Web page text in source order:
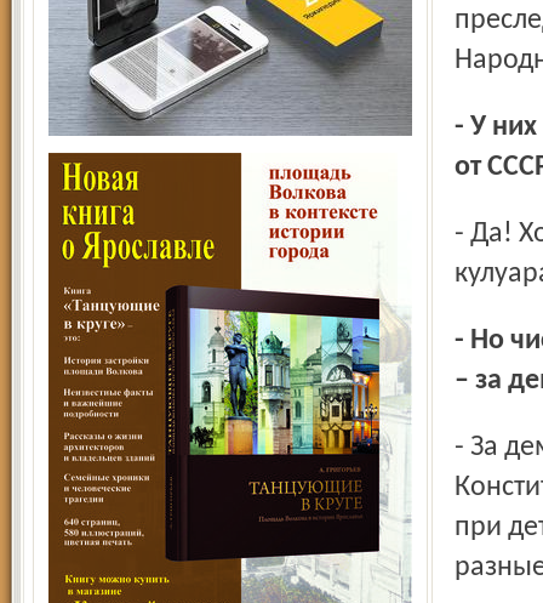
- У них главная цель была простая – отсоединение Литвы
от
- Да! Хотя в то время они ещё скрывали это, лишь в
- Но чисто внешне цели всё же совпадали? И те, и другие
– за
- За демократизацию, за уничтожение 6-го пункта
при